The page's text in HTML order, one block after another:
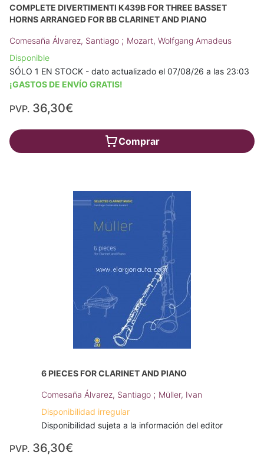
COMPLETE DIVERTIMENTI K439B FOR THREE BASSET
HORNS ARRANGED FOR BB CLARINET AND PIANO
Comesaña Álvarez, Santiago ; Mozart, Wolfgang Amadeus
Disponible
SÓLO 1 EN STOCK - dato actualizado el 07/08/26 a las 23:03
¡GASTOS DE ENVÍO GRATIS!
PVP. 36,30€
Comprar
6 PIECES FOR CLARINET AND PIANO
Comesaña Álvarez, Santiago ; Müller, Ivan
Disponibilidad irregular
Disponibilidad sujeta a la información del editor
PVP. 36,30€